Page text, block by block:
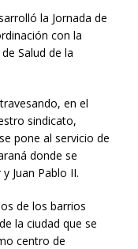
la Jornada de
con la
Salud de la
en el
sindicato,
pone al servicio de
donde se
Juan Pablo II.
de los barrios
la ciudad que se
centro de